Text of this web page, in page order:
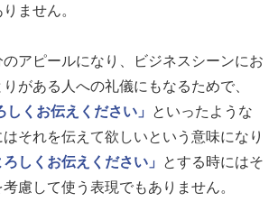
ません。
アピールになり、ビジネスシーンにお
がある人への礼儀にもなるためで、
しくお伝えください」
といったような
それを伝えて欲しいという意味になり
ろしくお伝えください」
とする時にはそ
慮して使う表現でもありません。